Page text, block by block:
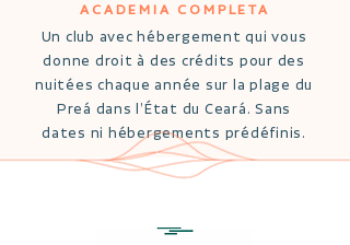
ACADEMIA COMPLETA
Un club avec hébergement qui vous
donne droit à des crédits pour des
nuitées chaque année sur la plage du
Preá dans l’État du Ceará. Sans
dates ni hébergements prédéfinis.